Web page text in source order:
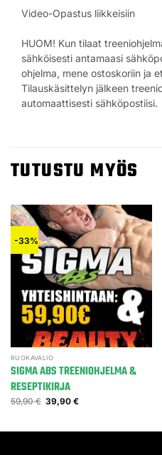
Video-Opastus liikkeisiin
HUOM! Kun tilaat
sähköisesti antamaasi
ohjelma, mene ostoskoriin ja
Tilauskäsittelyn jälkeen
automaattisesti sähköpostiisi.
TUTUSTU MYÖS
-33%
RUOKAVALIO
SIGMA ABS TREENIOHJELMA &
RESEPTIKIRJA
59,90€ 39,90€